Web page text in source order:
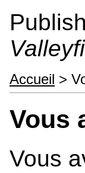
Accueil >
Vous
Vous